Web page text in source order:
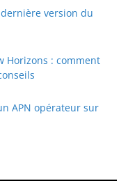
version du
Horizons : comment
APN opérateur sur